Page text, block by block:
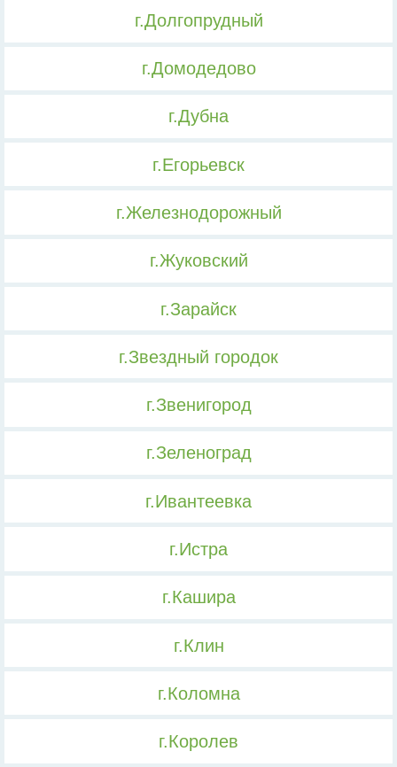
г.Долгопрудный
г.Домодедово
г.Дубна
г.Егорьевск
г.Железнодорожный
г.Жуковский
г.Зарайск
г.Звездный городок
г.Звенигород
г.Зеленоград
г.Ивантеевка
г.Истра
г.Кашира
г.Клин
г.Коломна
г.Королев